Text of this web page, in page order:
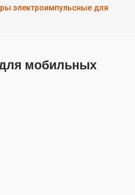
электроимпульсные для
мобильных